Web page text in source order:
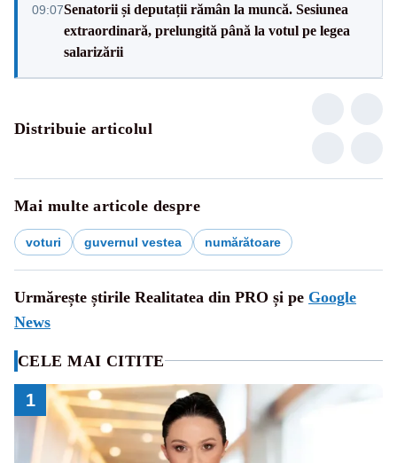
09:07Senatorii și deputații rămân la muncă. Sesiunea
extraordinară, prelungită până la votul pe legea
salarizării
Distribuie articolul
Mai multe articole despre
voturi guvernul vestea numărătoare
Urmărește știrile Realitatea din PRO și pe Google
News
CELE MAI CITITE
1